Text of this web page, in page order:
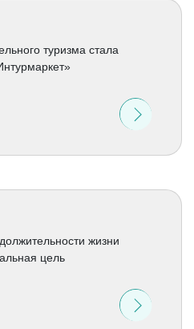
туризма стала
жизни
цель